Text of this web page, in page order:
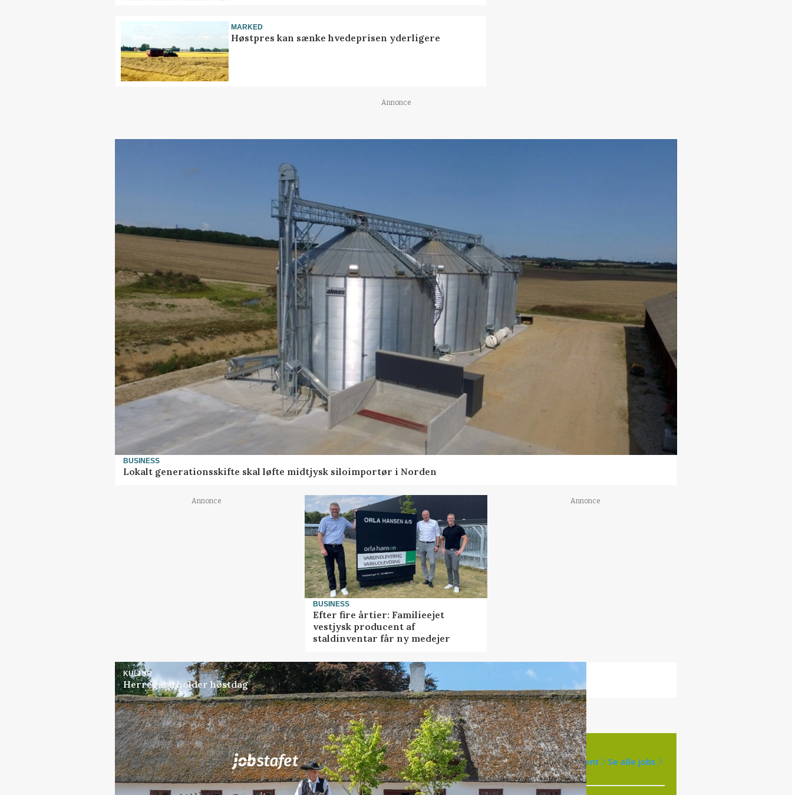
MARKED
Høstpres kan sænke hvedeprisen yderligere
Annonce
BUSINESS
Lokalt generationsskifte skal løfte midtjysk siloimportør i Norden
Annonce
BUSINESS
Efter fire årtier: Familieejet
vestjysk producent af
staldinventar får ny medejer
Annonce
KULTUR
Herregård holder høstdag
Annonce
Jobsi samarbejde med 80ledige stillinger Opret agent Se alle jobs